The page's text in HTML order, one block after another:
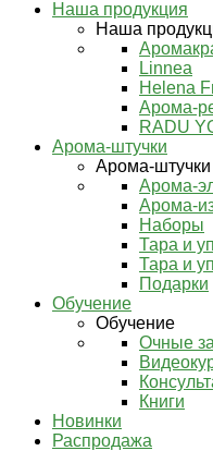
Наша продукция
Наша
Linnea
Helena
Арома-
RADU
Арома-штучки
Арома-штучки
Арома-
Арома-
Наборы
Тара и
Тара и
Подарки
Обучение
Обучение
Очные
Книги
Новинки
Распродажа